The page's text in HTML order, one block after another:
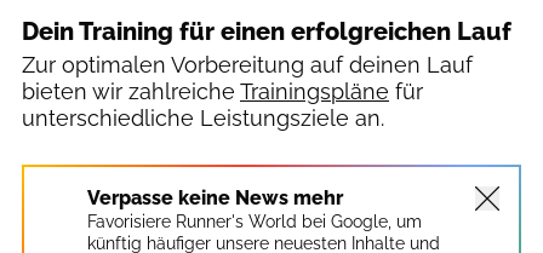
Dein Training für einen erfolgreichen Lauf
Zur optimalen Vorbereitung auf deinen Lauf
bieten wir zahlreiche Trainingspläne für
unterschiedliche Leistungsziele an.
Verpasse keine News mehr
Favorisiere Runner's World bei Google, um
künftig häufiger unsere neuesten Inhalte und